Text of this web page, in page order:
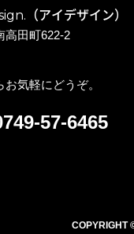
（アイデザイン）
高田町622-2
気軽にどうぞ。
57-6465